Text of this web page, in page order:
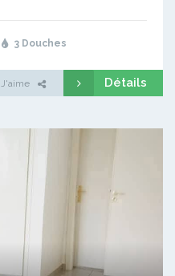
3 Douches
J'aime Détails